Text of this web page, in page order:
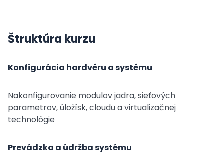
Štruktúra kurzu
Konfigurácia hardvéru a systému
Nakonfigurovanie modulov jadra, sieťových
parametrov, úložísk, cloudu a virtualizačnej
technológie
Prevádzka a údržba systému